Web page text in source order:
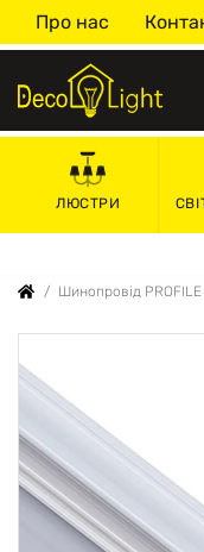
Про нас
ЛЮСТРИ
Шинопровід